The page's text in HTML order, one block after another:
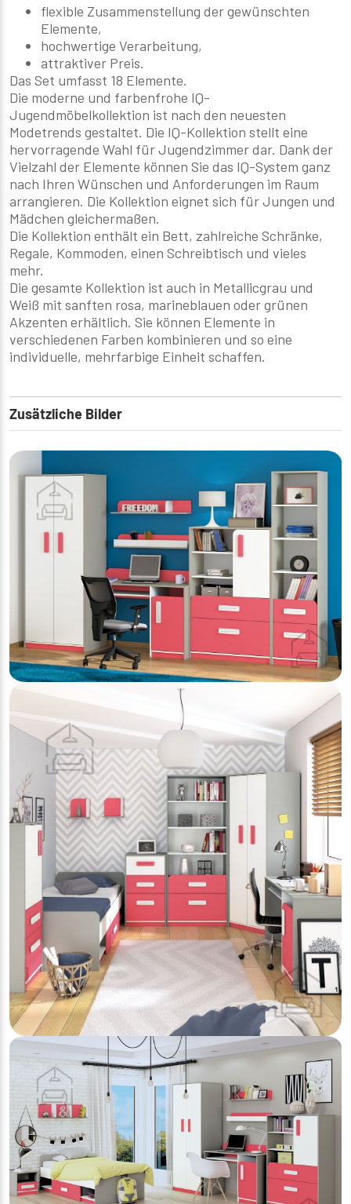
flexible Zusammenstellung der gewünschten
Elemente,
hochwertige Verarbeitung,
attraktiver Preis.
Das Set umfasst 18 Elemente.
Die moderne und farbenfrohe IQ-
Jugendmöbelkollektion ist nach den neuesten
Modetrends gestaltet. Die IQ-Kollektion stellt eine
hervorragende Wahl für Jugendzimmer dar. Dank der
Vielzahl der Elemente können Sie das IQ-System ganz
nach Ihren Wünschen und Anforderungen im Raum
arrangieren. Die Kollektion eignet sich für Jungen und
Mädchen gleichermaßen.
Die Kollektion enthält ein Bett, zahlreiche Schränke,
Regale, Kommoden, einen Schreibtisch und vieles
mehr.
Die gesamte Kollektion ist auch in Metallicgrau und
Weiß mit sanften rosa, marineblauen oder grünen
Akzenten erhältlich. Sie können Elemente in
verschiedenen Farben kombinieren und so eine
individuelle, mehrfarbige Einheit schaffen.
Zusätzliche Bilder